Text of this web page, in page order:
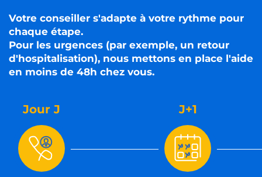
Votre conseiller s'adapte à votre rythme pour
chaque étape.
Pour les urgences (par exemple, un retour
d'hospitalisation), nous mettons en place l'aide
en moins de 48h chez vous.
Jour J J+1